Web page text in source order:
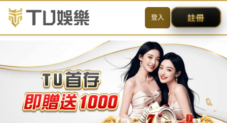
送出
简体中文 搜尋